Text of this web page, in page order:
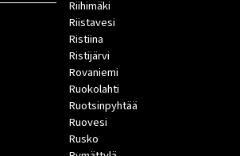
Riihimäki
Riistavesi
Ristiina
Ristijärvi
Rovaniemi
Ruokolahti
Ruotsinpyhtää
Ruovesi
Rusko